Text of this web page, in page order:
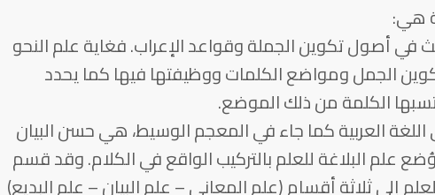
هي:
في أصول تكوين الجملة وقواعد الإعراب. فغاية علم النحو
الجمل ومواضع الكلمات ووظيفتها فيها كما يحدد
الكلمة من ذلك الموضع.
اللغة العربية كما جاء في المعجم الوسيط، هي حسن البيان
وُضع علم البلاغة للعلم بالتركيب الواقع في الكلام. وقد قسم
إلى ثلاثة أقسام (علم المعاني – علم البيان – علم البديع)